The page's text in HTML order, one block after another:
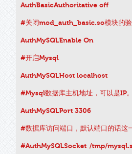
AuthBasicAuthoritative off
#关闭mod_auth_basic.so模块的验
AuthMySQLEnable On
#开启Mysql
AuthMySQLHost localhost
#Mysql数据库主机地址，可以是IP。
AuthMySQLPort 3306
#数据库访问端口，默认端口的话这
#AuthMySQLSocket /tmp/